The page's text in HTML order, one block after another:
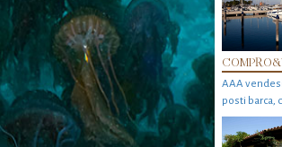
AAA
posti barca,